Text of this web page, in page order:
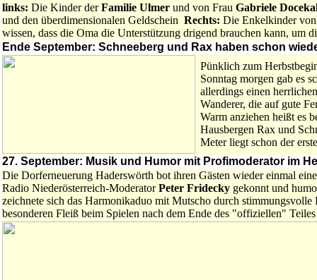
links: Die Kinder derFamilie Ulmer und von Frau Gabriele
und den überdimensionalen Geldschein Rechts: Die Enkelkinder
wissen, dass die Oma die Unterstützung drigend brauchen kann, um
Ende September: Schneeberg und Rax haben schon
Pünklich zum
Sonntag morgen gab es
allerdings einen
Wanderer, die auf gute
Warm anziehen heißt es
Hausbergen Rax und
Meter liegt schon der
27. September: Musik und Humor mit Profimoderator im
Die Dorferneuerung Haderswörth bot ihren Gästen wieder einmal
Radio Niederösterreich-ModeratorPeter Fridecky gekonnt und
zeichnete sich das Harmonikaduo mit Mutscho durch
besonderen Fleiß beim Spielen nach dem Ende des "offiziellen" Teiles